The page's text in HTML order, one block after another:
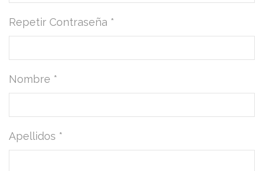
Repetir Contraseña *
Nombre *
Apellidos *